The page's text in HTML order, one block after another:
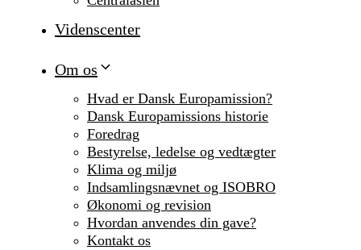
Videnscenter
Om os
Hvad er Dansk Europamission?
Dansk Europamissions historie
Foredrag
Bestyrelse, ledelse og vedtægter
Klima og miljø
Indsamlingsnævnet og ISOBRO
Økonomi og revision
Hvordan anvendes din gave?
Kontakt os